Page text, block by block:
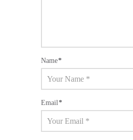
Name*
Email*